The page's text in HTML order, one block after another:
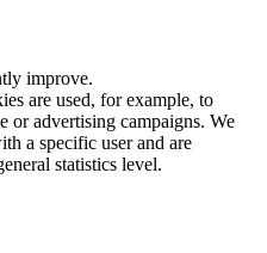
improve.
are used, for example, to
or advertising campaigns. We
a specific user and are
statistics level.